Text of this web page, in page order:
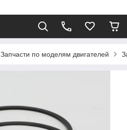
Запчасти по моделям двигателей